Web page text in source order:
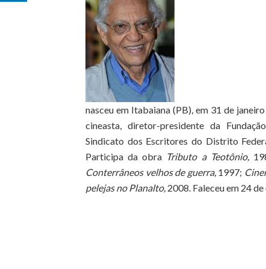
nasceu em Itabaiana (PB), em 31 de
cineasta, diretor-presidente da
Sindicato dos Escritores do Distrito
Participa da obra Tributo a Teotônio,
Conterrâneos velhos de guerra, 1997;
pelejas no Planalto, 2008. Faleceu em 24